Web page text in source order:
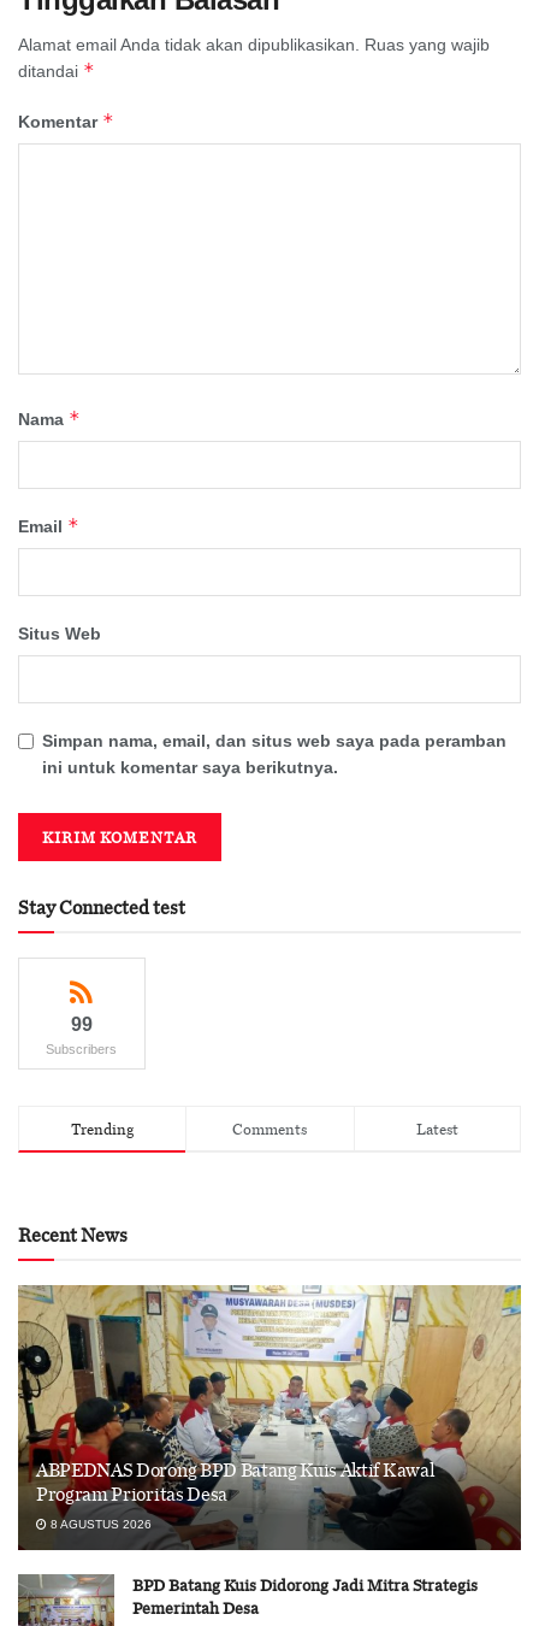
Alamat email Anda tidak akan dipublikasikan.
Ruas yang wajib
ditandai *
Komentar *
Nama *
Email *
Situs Web
Simpan nama, email, dan situs web saya pada peramban
ini untuk komentar saya berikutnya.
Stay Connected test
99
Subscribers
Trending Comments Latest
Recent News
ABPEDNAS Dorong BPD Batang Kuis Aktif Kawal
Program Prioritas Desa
8 AGUSTUS 2026
BPD Batang Kuis Didorong Jadi Mitra Strategis
Pemerintah Desa